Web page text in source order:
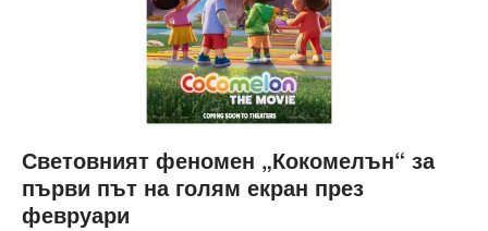
Световният феномен „Кокомелън“ за
първи път на голям екран през
февруари